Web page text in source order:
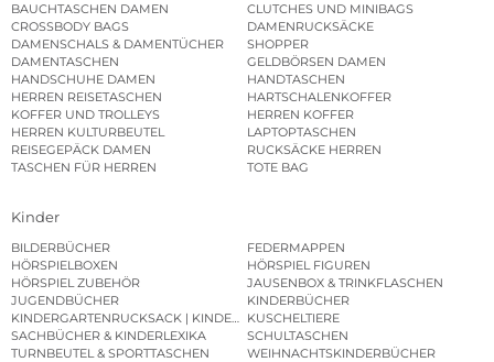
BAUCHTASCHEN DAMEN
CLUTCHES UND MINIBAGS
CROSSBODY BAGS
DAMENRUCKSÄCKE
DAMENSCHALS & DAMENTÜCHER
SHOPPER
DAMENTASCHEN
GELDBÖRSEN DAMEN
HANDSCHUHE DAMEN
HANDTASCHEN
HERREN REISETASCHEN
HARTSCHALENKOFFER
KOFFER UND TROLLEYS
HERREN KOFFER
HERREN KULTURBEUTEL
LAPTOPTASCHEN
REISEGEPÄCK DAMEN
RUCKSÄCKE HERREN
TASCHEN FÜR HERREN
TOTE BAG
Kinder
BILDERBÜCHER
FEDERMAPPEN
HÖRSPIELBOXEN
HÖRSPIEL FIGUREN
HÖRSPIEL ZUBEHÖR
JAUSENBOX & TRINKFLASCHEN
JUGENDBÜCHER
KINDERBÜCHER
KINDERGARTENRUCKSACK | KINDERGARTENBEUTEL
KUSCHELTIERE
SACHBÜCHER & KINDERLEXIKA
SCHULTASCHEN
TURNBEUTEL & SPORTTASCHEN
WEIHNACHTSKINDERBÜCHER